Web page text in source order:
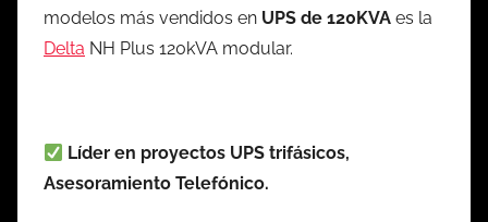
modelos más vendidos en UPS de 120KVA es la
Delta NH Plus 120kVA modular.
Líder en proyectos UPS trifásicos,
Asesoramiento Telefónico.